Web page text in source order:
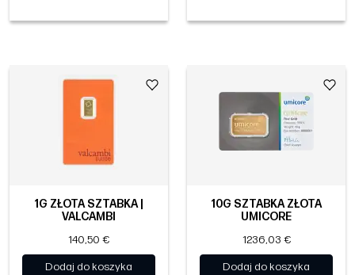
1G ZŁOTA SZTABKA |
VALCAMBI
140,50 €
Dodaj do koszyka
10G SZTABKA ZŁOTA
UMICORE
1236,03 €
Dodaj do koszyka